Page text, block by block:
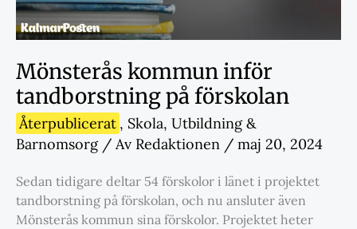
Mönsterås kommun inför
tandborstning på förskolan
Återpublicerat , Skola, Utbildning &
Barnomsorg/ Av Redaktionen / maj 20, 2024
Sedan tidigare deltar 54 förskolor i länet i projektet
tandborstning på förskolan, och nu ansluter även
Mönsterås kommun sina förskolor. Projektet heter